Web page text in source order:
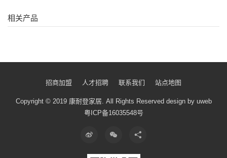
相关产品
招商加盟 人才招聘 联系我们 站点地图
Copyright © 2019 康耐登家居. All Rights Reserved design by uweb
粤ICP备16035548号